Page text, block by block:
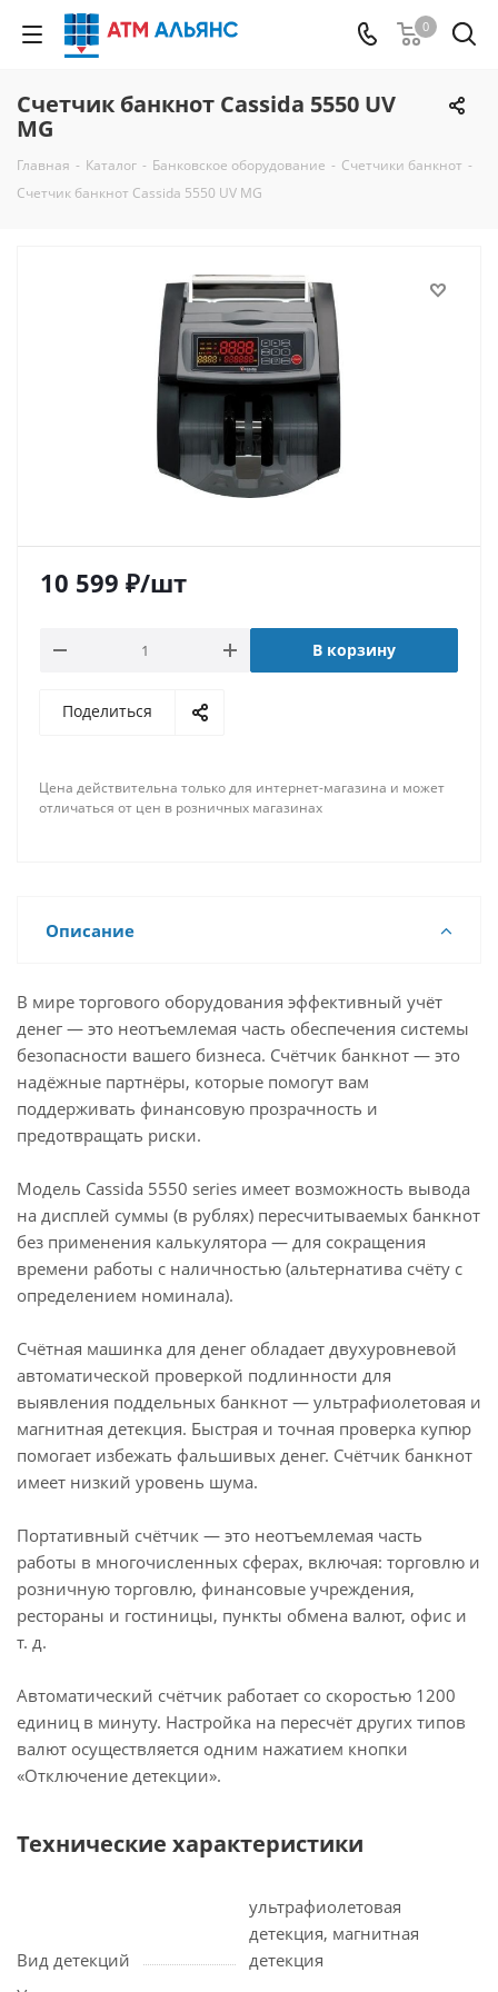
0
Счетчик банкнот Cassida 5550 UV
MG
Главная - Каталог - Банковское оборудование - Счетчики банкнот -
Счетчик банкнот Cassida 5550 UV MG
10 599 ₽/шт
В корзину
Поделиться
Цена действительна только для интернет-магазина и может
отличаться от цен в розничных магазинах
Описание
В мире торгового оборудования эффективный учёт
денег — это неотъемлемая часть обеспечения системы
безопасности вашего бизнеса. Счётчик банкнот — это
надёжные партнёры, которые помогут вам
поддерживать финансовую прозрачность и
предотвращать риски.
Модель Cassida 5550 series имеет возможность вывода
на дисплей суммы (в рублях) пересчитываемых банкнот
без применения калькулятора — для сокращения
времени работы с наличностью (альтернатива счёту с
определением номинала).
Счётная машинка для денег обладает двухуровневой
автоматической проверкой подлинности для
выявления поддельных банкнот — ультрафиолетовая и
магнитная детекция. Быстрая и точная проверка купюр
помогает избежать фальшивых денег. Счётчик банкнот
имеет низкий уровень шума.
Портативный счётчик — это неотъемлемая часть
работы в многочисленных сферах, включая: торговлю и
розничную торговлю, финансовые учреждения,
рестораны и гостиницы, пункты обмена валют, офис и
т. д.
Автоматический счётчик работает со скоростью 1200
единиц в минуту. Настройка на пересчёт других типов
валют осуществляется одним нажатием кнопки
«Отключение детекции».
Технические характеристики
Вид детекций
ультрафиолетовая
детекция, магнитная
детекция